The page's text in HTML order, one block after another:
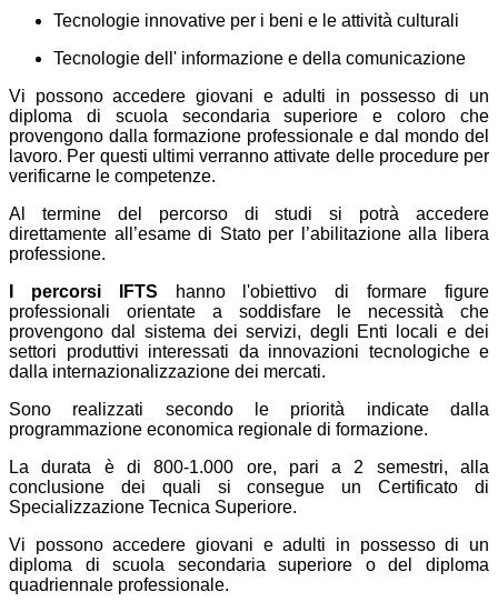
Tecnologie innovative per i beni e le attività culturali
Tecnologie dell' informazione e della comunicazione
Vi possono accedere giovani e adulti in possesso di un
diploma di scuola secondaria superiore e coloro che
provengono dalla formazione professionale e dal mondo del
lavoro. Per questi ultimi verranno attivate delle procedure per
verificarne le competenze.
Al termine del percorso di studi si potrà accedere
direttamente all’esame di Stato per l’abilitazione alla libera
professione.
I percorsi IFTS hanno l'obiettivo di formare figure
professionali orientate a soddisfare le necessità che
provengono dal sistema dei servizi, degli Enti locali e dei
settori produttivi interessati da innovazioni tecnologiche e
dalla internazionalizzazione dei mercati.
Sono realizzati secondo le priorità indicate dalla
programmazione economica regionale di formazione.
La durata è di 800-1.000 ore, pari a 2 semestri, alla
conclusione dei quali si consegue un Certificato di
Specializzazione Tecnica Superiore.
Vi possono accedere giovani e adulti in possesso di un
diploma di scuola secondaria superiore o del diploma
quadriennale professionale.